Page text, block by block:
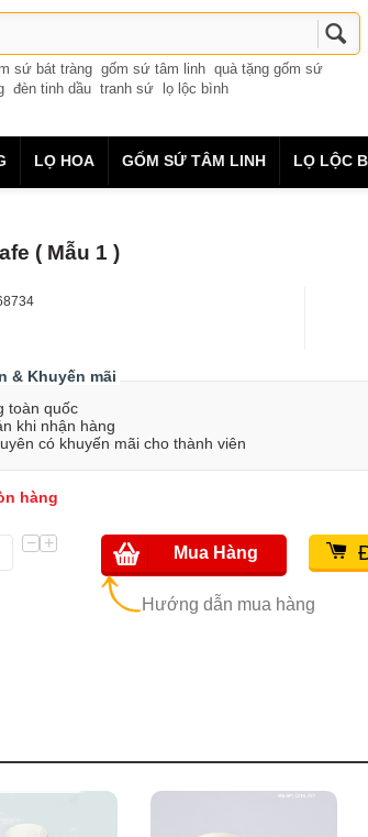
sứ bát tràng gốm sứ tâm linh quà tặng gốm sứ
đèn tinh dầu tranh sứ lọ lộc bình
LỌ HOA GỐM SỨ TÂM LINH LỌ LỘC
( Mẫu 1 )
Khuyến mãi
toàn quốc
khi nhận hàng
có khuyến mãi cho thành viên
hàng
+
−
Hướng dẫn mua hàng
Mua Hàng